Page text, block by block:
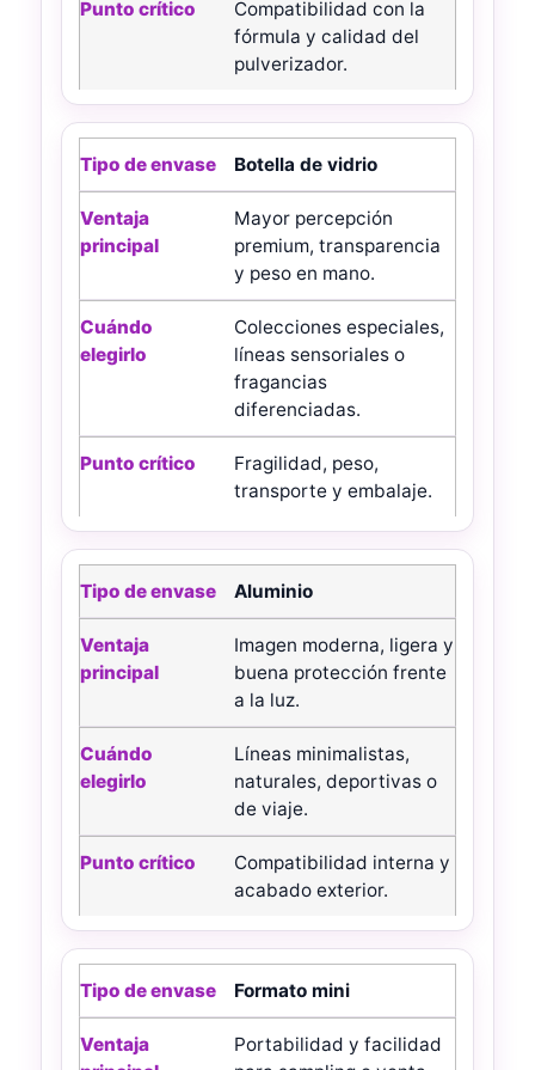
Compatibilidad con la
fórmula y calidad del
pulverizador.
Botella de vidrio
Mayor percepción
premium, transparencia
y peso en mano.
Colecciones especiales,
líneas sensoriales o
fragancias
diferenciadas.
Fragilidad, peso,
transporte y embalaje.
Aluminio
Imagen moderna, ligera y
buena protección frente
a la luz.
Líneas minimalistas,
naturales, deportivas o
de viaje.
Compatibilidad interna y
acabado exterior.
Formato mini
Portabilidad y facilidad